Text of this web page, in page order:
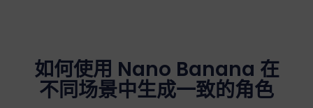
如何使用 Nano Banana 在
不同场景中生成一致的角色